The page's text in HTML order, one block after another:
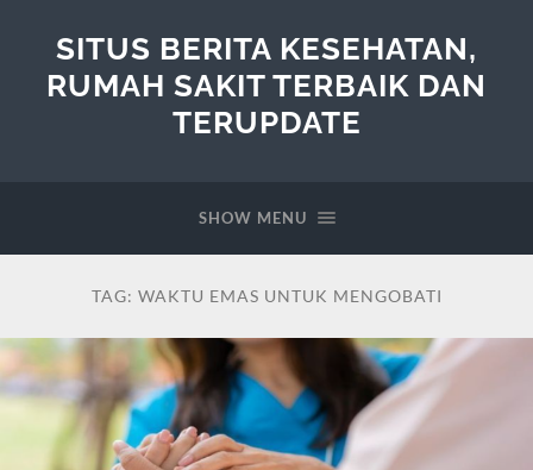
SITUS BERITA KESEHATAN,
RUMAH SAKIT TERBAIK DAN
TERUPDATE
SHOW MENU
TAG: WAKTU EMAS UNTUK MENGOBATI